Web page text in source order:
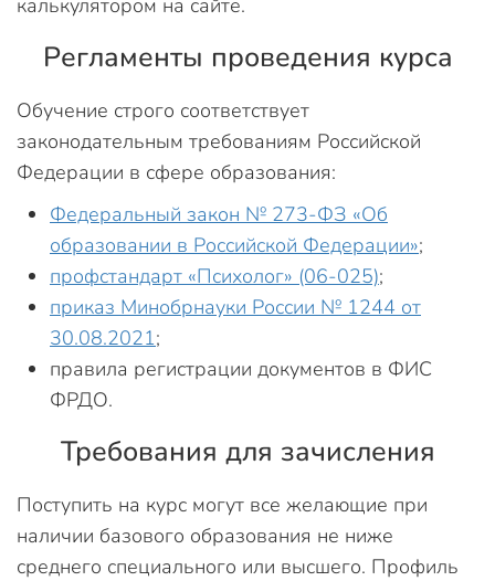
Регламенты проведения курса
Обучение строго соответствует
законодательным требованиям Российской
Федерации в сфере образования:
Федеральный закон № 273-ФЗ «Об
образовании в Российской Федерации»;
профстандарт «Психолог» (06-025);
приказ Минобрнауки России № 1244 от
30.08.2021;
правила регистрации документов в ФИС
ФРДО.
Требования для зачисления
Поступить на курс могут все желающие при
наличии базового образования не ниже
среднего специального или высшего. Профиль